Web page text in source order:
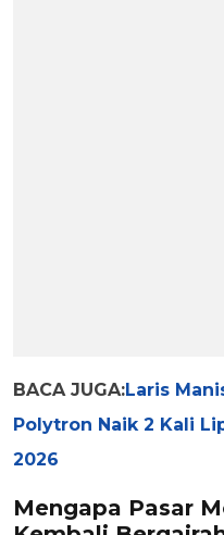
BACA JUGA:Laris
Polytron Naik 2 Kali
2026
Mengapa Pasar